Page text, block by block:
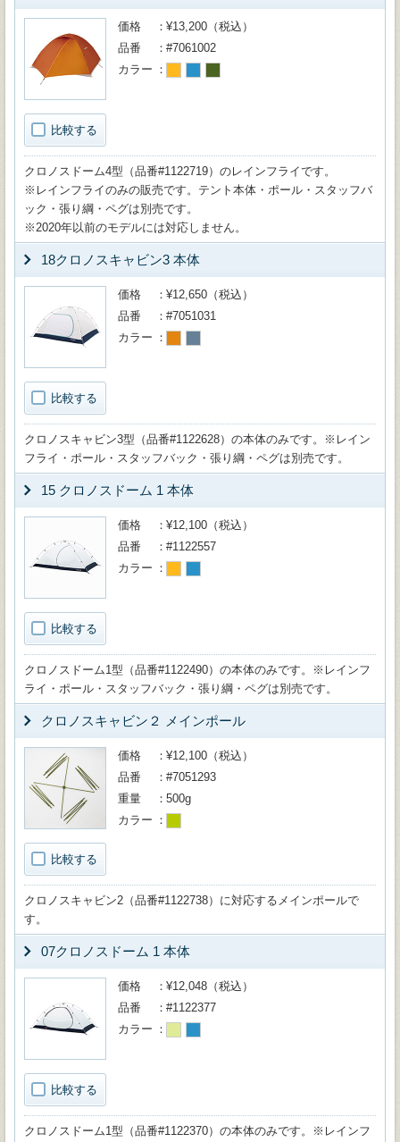
比較する
価格
¥13,200（税込）
品番
#7061002
カラー
クロノスドーム4型（品番#1122719）のレインフライです。
※レインフライのみの販売です。テント本体・ポール・スタッフバ
ック・張り綱・ペグは別売です。
※2020年以前のモデルには対応しません。
18クロノスキャビン3 本体
比較する
価格
¥12,650（税込）
品番
#7051031
カラー
クロノスキャビン3型（品番#1122628）の本体のみです。※レイン
フライ・ポール・スタッフバック・張り綱・ペグは別売です。
15 クロノスドーム 1 本体
比較する
価格
¥12,100（税込）
品番
#1122557
カラー
クロノスドーム1型（品番#1122490）の本体のみです。※レインフ
ライ・ポール・スタッフバック・張り綱・ペグは別売です。
クロノスキャビン２ メインポール
比較する
価格
¥12,100（税込）
品番
#7051293
重量
500g
カラー
クロノスキャビン2（品番#1122738）に対応するメインポールで
す。
07クロノスドーム 1 本体
比較する
価格
¥12,048（税込）
品番
#1122377
カラー
クロノスドーム1型（品番#1122370）の本体のみです。※レインフ